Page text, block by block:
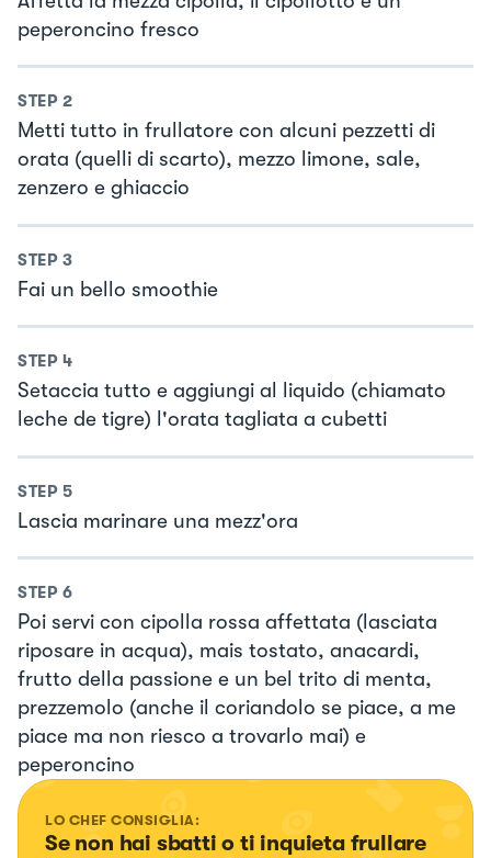
peperoncino fresco
STEP 2
Metti tutto in frullatore con alcuni pezzetti di
orata (quelli di scarto), mezzo limone, sale,
zenzero e ghiaccio
STEP 3
Fai un bello smoothie
STEP 4
Setaccia tutto e aggiungi al liquido (chiamato
leche de tigre) l'orata tagliata a cubetti
STEP 5
Lascia marinare una mezz'ora
STEP 6
Poi servi con cipolla rossa affettata (lasciata
riposare in acqua), mais tostato, anacardi,
frutto della passione e un bel trito di menta,
prezzemolo (anche il coriandolo se piace, a me
piace ma non riesco a trovarlo mai) e
peperoncino
LO CHEF CONSIGLIA:
Se non hai sbatti o ti inquieta frullare